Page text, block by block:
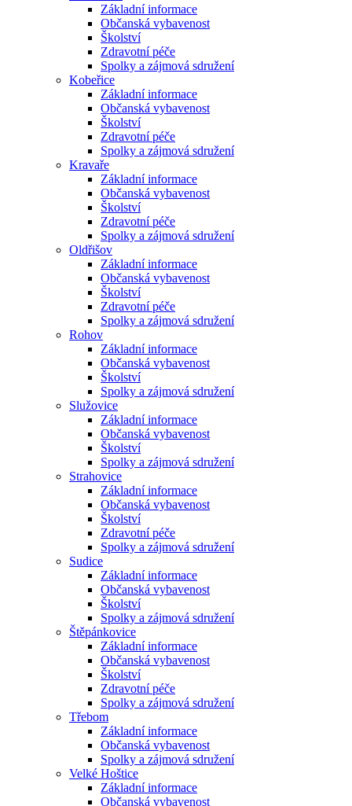
Základní informace
Občanská vybavenost
Školství
Zdravotní péče
Spolky a zájmová sdružení
Kobeřice
Základní informace
Občanská vybavenost
Školství
Zdravotní péče
Spolky a zájmová sdružení
Kravaře
Základní informace
Občanská vybavenost
Školství
Zdravotní péče
Spolky a zájmová sdružení
Oldřišov
Základní informace
Občanská vybavenost
Školství
Zdravotní péče
Spolky a zájmová sdružení
Rohov
Základní informace
Občanská vybavenost
Školství
Spolky a zájmová sdružení
Služovice
Základní informace
Občanská vybavenost
Školství
Spolky a zájmová sdružení
Strahovice
Základní informace
Občanská vybavenost
Školství
Zdravotní péče
Spolky a zájmová sdružení
Sudice
Základní informace
Občanská vybavenost
Školství
Spolky a zájmová sdružení
Štěpánkovice
Základní informace
Občanská vybavenost
Školství
Zdravotní péče
Spolky a zájmová sdružení
Třebom
Základní informace
Občanská vybavenost
Spolky a zájmová sdružení
Velké Hoštice
Základní informace
Občanská vybavenost